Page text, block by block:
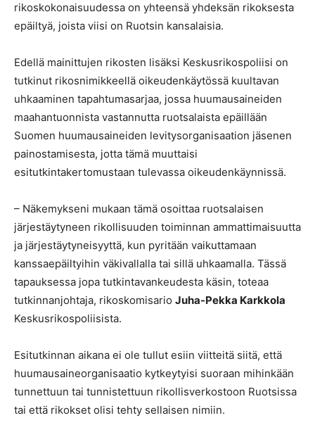
rikoskokonaisuudessa on yhteensä yhdeksän rikoksesta
epäiltyä, joista viisi on Ruotsin kansalaisia.
Edellä mainittujen rikosten lisäksi Keskusrikospoliisi on
tutkinut rikosnimikkeellä oikeudenkäytössä kuultavan
uhkaaminen tapahtumasarjaa, jossa huumausaineiden
maahantuonnista vastannutta ruotsalaista epäillään
Suomen huumausaineiden levitysorganisaation jäsenen
painostamisesta, jotta tämä muuttaisi
esitutkintakertomustaan tulevassa oikeudenkäynnissä.
– Näkemykseni mukaan tämä osoittaa ruotsalaisen
järjestäytyneen rikollisuuden toiminnan ammattimaisuutta
ja järjestäytyneisyyttä, kun pyritään vaikuttamaan
kanssaepäiltyihin väkivallalla tai sillä uhkaamalla. Tässä
tapauksessa jopa tutkintavankeudesta käsin, toteaa
tutkinnanjohtaja, rikoskomisario Juha-Pekka Karkkola
Keskusrikospoliisista.
Esitutkinnan aikana ei ole tullut esiin viitteitä siitä, että
huumausaineorganisaatio kytkeytyisi suoraan mihinkään
tunnettuun tai tunnistettuun rikollisverkostoon Ruotsissa
tai että rikokset olisi tehty sellaisen nimiin.